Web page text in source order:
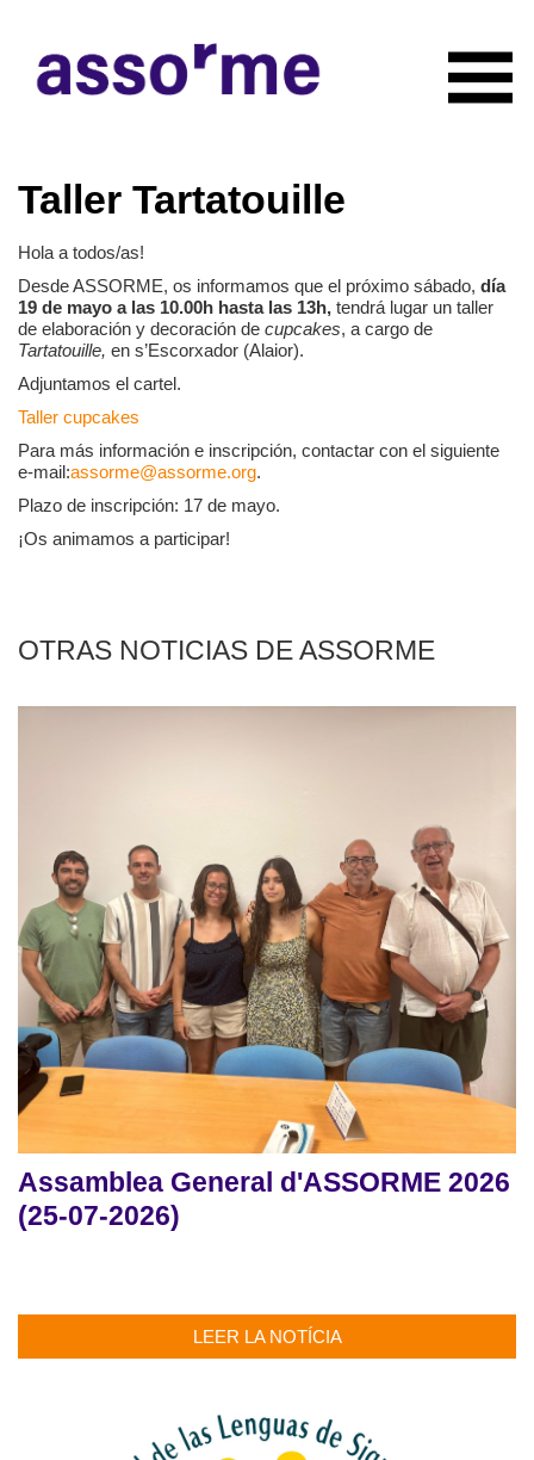
NOTICIAS
Organigrama
Servicios
Actividades
RECURSOS
CONTACTO
Mapa de la Web
Taller Tartatouille
Hola a todos/as!
Desde ASSORME, os informamos que el próximo sábado, día
19 de mayo a las 10.00h hasta las 13h, tendrá lugar un taller
de elaboración y decoración de cupcakes, a cargo de
Tartatouille, en s’Escorxador (Alaior).
Adjuntamos el cartel.
Taller cupcakes
Para más información e inscripción, contactar con el siguiente
e-mail:assorme@assorme.org.
Plazo de inscripción: 17 de mayo.
¡Os animamos a participar!
OTRAS NOTICIAS DE ASSORME
Assamblea General d'ASSORME 2026
(25-07-2026)
LEER LA NOTÍCIA